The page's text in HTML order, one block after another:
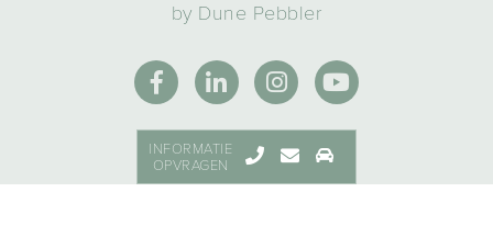
by Dune Pebbler
INFORMATIE
OPVRAGEN